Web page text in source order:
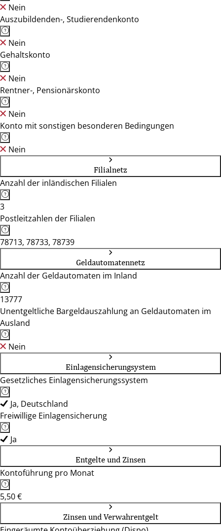
Nein
Auszubildenden-, Studierendenkonto
Nein
Gehaltskonto
Nein
Rentner-, Pensionärskonto
Nein
Konto mit sonstigen besonderen Bedingungen
Nein
Filialnetz
Anzahl der inländischen Filialen
3
Postleitzahlen der Filialen
78713, 78733, 78739
Geldautomatennetz
Anzahl der Geldautomaten im Inland
13777
Unentgeltliche Bargeldauszahlung an Geldautomaten im
Ausland
Nein
Einlagensicherungsystem
Gesetzliches Einlagensicherungssystem
Ja, Deutschland
Freiwillige Einlagensicherung
Ja
Entgelte und Zinsen
Kontoführung pro Monat
5,50 €
Zinsen und Verwahrentgelt